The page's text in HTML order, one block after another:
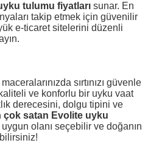
tulumu fiyatları sunar. En
takip etmek için güvenilir
e-ticaret sitelerini düzenli
sırtınızı güvenle
ve konforlu bir uyku vaat
derecesini, dolgu tipini ve
çok satan Evolite uyku
olanı seçebilir ve doğanın